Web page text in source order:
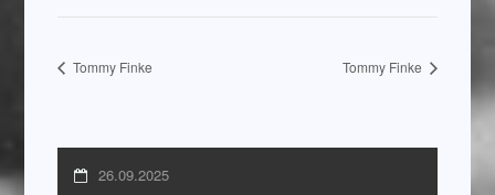
Tommy Finke Tommy Finke
26.09.2025